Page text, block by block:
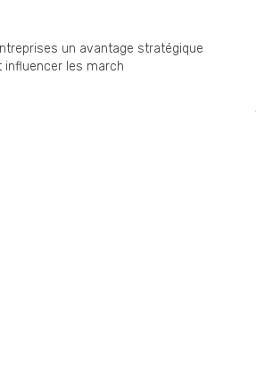
un avantage stratégique
influencer les march